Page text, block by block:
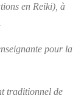
en Reiki), à
pour la
traditionnel de